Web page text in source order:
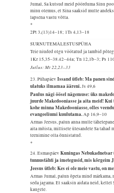
Jumal, Sa kutsud meid pöörduma Sinu
minu olemus, et Sina saaksid mulle
lapsena vastu võtta.
*
2Pt 3,(13)14–18; 1Ts 4,13–18
SURNUTEMÄLESTUSPÜHA
Teie niuded olgu vöötatud ja lambid
1Kr 15,35–38.42–44a; Tn 12,1b–3; Ps
Jutlus: Mt 22,23–33
23. PühapäevIssand ütleb: Ma panen
ulatuks ilmamaa ääreni.Js 49,6
Paulus nägi öösel nägemuse: üks
juurde Makedooniasse ja aita meid! Kui
kohe minna Makedooniasse, olles
evangeeliumi kuulutama.Ap 16,9–10
Armas Jeesus, palun anna mulle
aita mõista, millisele ülesandele Sa
teenimine olla õnnistatud.
*
24. EsmaspäevKuningas Nebukadnetsar
tunnustähti ja imetegusid, mis kõrgeim
Jeesus ütleb: Kes ei ole meie vastu, on
Armas Jumal, palun õpeta mind
seda jagama. Et saaksin aidata neid,
kaugele.